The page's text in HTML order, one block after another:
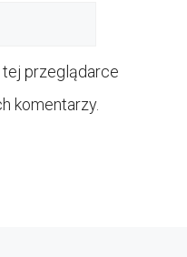
przeglądarce
komentarzy.